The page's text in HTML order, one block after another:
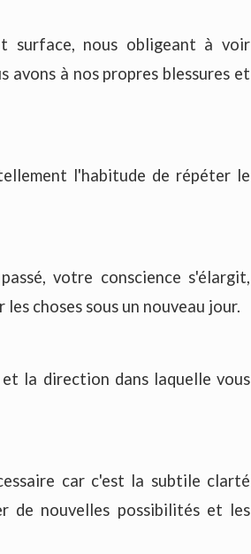
surface, nous obligeant à voir
à nos propres blessures et
l'habitude de répéter le
votre conscience s'élargit,
choses sous un nouveau jour.
la direction dans laquelle vous
car c'est la subtile clarté
de nouvelles possibilités et les